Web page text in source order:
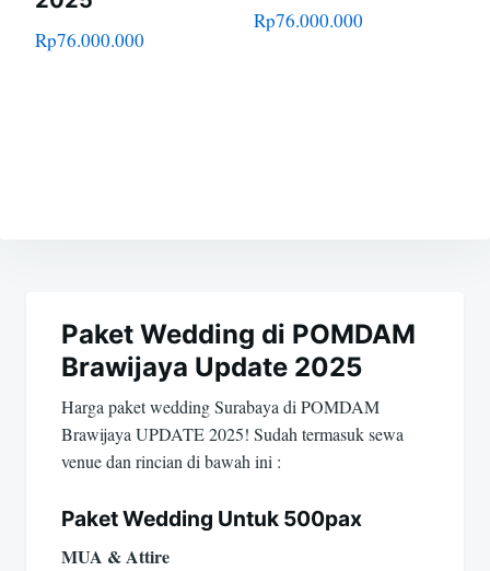
Rp76.000.000
Rp76.000.000
posPaket Wedding di POMDAM
Brawijaya Update 2025
Harga paket wedding Surabaya di POMDAM
Brawijaya UPDATE 2025! Sudah termasuk sewa
venue dan rincian di bawah ini :
Paket Wedding Untuk 500pax
MUA & Attire